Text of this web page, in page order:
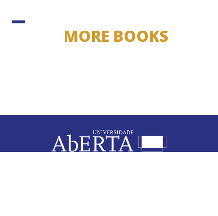
MORE BOOKS